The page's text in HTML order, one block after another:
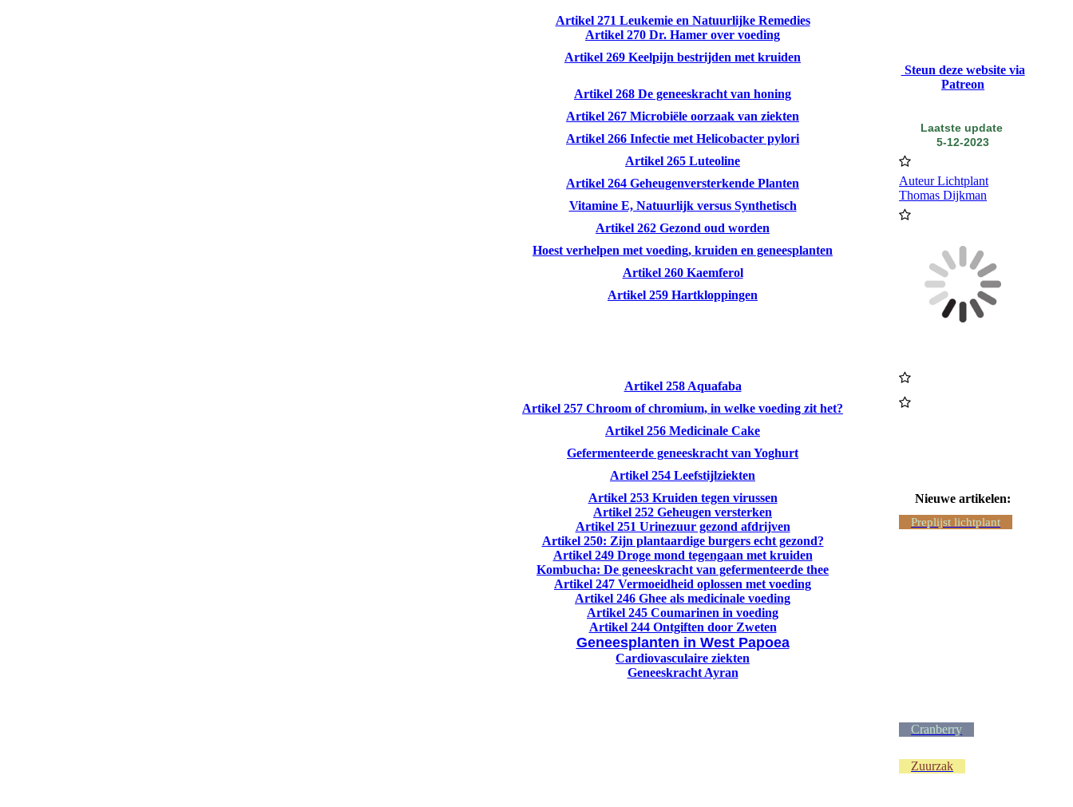
Artikel 271 Leukemie en Natuurlijke Remedies
Artikel 270 Dr. Hamer over voeding
Artikel 269 Keelpijn bestrijden met kruiden
Artikel 268 De geneeskracht van honing
Artikel 267 Microbiële oorzaak van ziekten
Artikel 266 Infectie met Helicobacter pylori
Artikel 265 Luteoline
Artikel 264 Geheugenversterkende Planten
Vitamine E, Natuurlijk versus Synthetisch
Artikel 262 Gezond oud worden
Hoest verhelpen met voeding, kruiden en geneesplanten
Artikel 260 Kaemferol
Artikel 259 Hartkloppingen
Artikel 258 Aquafaba
Artikel 257 Chroom of chromium, in welke voeding zit het?
Artikel 256 Medicinale Cake
Gefermenteerde geneeskracht van Yoghurt
Artikel 254 Leefstijlziekten
Artikel 253 Kruiden tegen virussen
Artikel 252 Geheugen versterken
Artikel 251 Urinezuur gezond afdrijven
Artikel 250: Zijn plantaardige burgers echt gezond?
Artikel 249 Droge mond tegengaan met kruiden
Kombucha: De geneeskracht van gefermenteerde thee
Artikel 247 Vermoeidheid oplossen met voeding
Artikel 246 Ghee als medicinale voeding
Artikel 245 Coumarinen in voeding
Artikel 244 Ontgiften door Zweten
Geneesplanten in West Papoea
Cardiovasculaire ziekten
Geneeskracht Ayran
Steun deze website via
Patreon
Laatste update
5-12-2023
Auteur Lichtplant
Thomas Dijkman
Nieuwe artikelen:
Preplijst lichtplant
Cranberry
Zuurzak